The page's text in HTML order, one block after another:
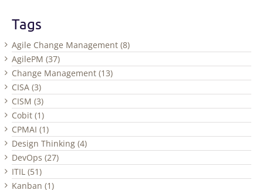
Tags
Agile Change Management (8)
AgilePM (37)
Change Management (13)
CISA (3)
CISM (3)
Cobit (1)
CPMAI (1)
Design Thinking (4)
DevOps (27)
ITIL (51)
Kanban (1)